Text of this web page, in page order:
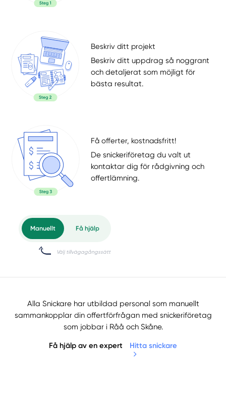
Beskriv ditt projekt
Beskriv ditt uppdrag så noggrant
och detaljerat som möjligt för
bästa resultat.
Få offerter, kostnadsfritt!
De snickeriföretag du valt ut
kontaktar dig för rådgivning och
offertlämning.
Alla Snickare har utbildad personal som manuellt
sammankopplar din offertförfrågan med snickeriföretag
som jobbar i Råå och Skåne.
Få hjälp av en expert Hitta snickare